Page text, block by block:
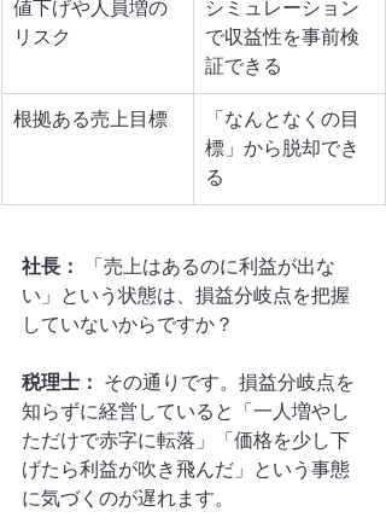
値下げや人員増の
リスク
シミュレーション
で収益性を事前検
証できる
根拠ある売上目標
「なんとなくの目
標」から脱却でき
る
社長：
「売上はあるのに利益が出な
い」という状態は、損益分岐点を把握
していないからですか？
税理士： その通りです。損益分岐点を
知らずに経営していると「一人増やし
ただけで赤字に転落」「価格を少し下
げたら利益が吹き飛んだ」という事態
に気づくのが遅れます。